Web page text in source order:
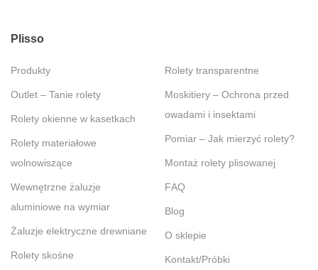
Plisso
Produkty
Outlet – Tanie rolety
Rolety okienne w kasetkach
Rolety materiałowe
wolnowiszące
Wewnętrzne żaluzje
aluminiowe na wymiar
Żaluzje elektryczne drewniane
Rolety skośne
Rolety transparentne
Moskitiery – Ochrona przed
owadami i insektami
Pomiar – Jak mierzyć rolety?
Montaż rolety plisowanej
FAQ
Blog
O sklepie
Kontakt/Próbki